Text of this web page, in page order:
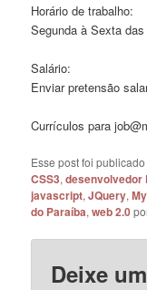
Horário de trabalho:
Segunda à Sexta
Salário:
Enviar pretensão
Currículos para
Esse post foi
CSS3,desenvolvedor
javascript,JQuery,
do Paraíba,web 2.0
Deixe